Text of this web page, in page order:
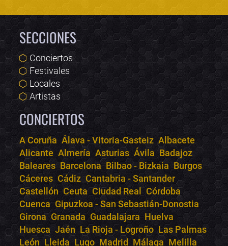
SECCIONES
Conciertos
Festivales
Locales
Artistas
CONCIERTOS
A Coruña Álava - Vitoria-Gasteiz Albacete
Alicante Almería Asturias Ávila Badajoz
Baleares Barcelona Bilbao - Bizkaia Burgos
Cáceres Cádiz Cantabria - Santander
Castellón Ceuta Ciudad Real
Córdoba
Cuenca Gipuzkoa - San Sebastián-Donostia
Girona Granada Guadalajara Huelva
Huesca Jaén La Rioja - Logroño Las Palmas
León Lleida Lugo Madrid Málaga Melilla
Bololoco · conciertos.club
Online · Te ayudo a encontrar conciertos